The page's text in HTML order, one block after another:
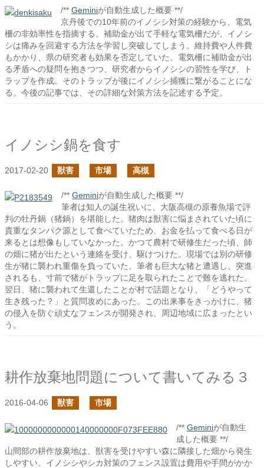
/** Geminiが自動生成した概要 **/
京丹後での10年前のイノシシ対策の経験から、電気
柵の非効率性を指摘する。補助金が出て手軽な電気柵だが、イノシ
シは痛みを回避する方法を学習し突破してしまう。維持費や人件費
もかかり、県の研究者も効果を否定していた。電気柵に補助金が出
る矛盾への疑問を抱きつつ、研究者からイノシシの習性を学び、ト
ラップを作成。そのトラップが後にイノシシ捕獲に繋がることにな
る。今後の記事では、その詳細な対策方法を記述する予定。
イノシシ鍋を食す
2017-02-20 獣害 市場 高槻
/** Geminiが自動生成した概要 **/
筆者は知人の誕生祝いに、大阪高槻の原養魚場で評
判の牡丹鍋（猪鍋）を堪能した。猪肉は獣害に悩まされていた頃に
貴重なタンパク源として食べていたため、お金を払って食べる日が
来るとは想像もしていなかった。かつて農村で研修生だった頃、師
の畑に猪が出たという連絡を受け、駆けつけた。現場では別の研修
生が猪に襲われ重傷を負っていた。筆者も巨大な猪と遭遇し、突進
されるも、寸前で猪がトラップに足を取られたことで難を逃れた。
翌日、猪に襲われて生還したことが村で話題となり、「どうやって
生き残った？」と質問攻めにあった。この出来事をきっかけに、猪
の侵入を防ぐ頑丈なフェンスが開発され、周辺地域に広まったとい
う。
耕作放棄地問題について書いてみる３
2016-04-06 獣害 市場
/** Geminiが自動生
成した概要 **/
山間部の耕作放棄地は、獣害を受けやすい森に隣接した畑から発生
しやすい。イノシシやシカ対策のフェンス設置は費用や手間がかか